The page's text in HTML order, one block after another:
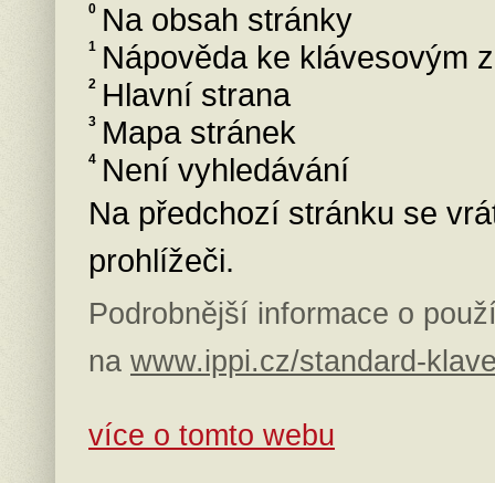
0 Na obsah stránky
1 Nápověda ke klávesovým
2 Hlavní strana
3 Mapa stránek
4 Není vyhledávání
Na předchozí stránku se
prohlížeči.
Podrobnější informace o
na www.ippi.cz/standard-
více o tomto webu